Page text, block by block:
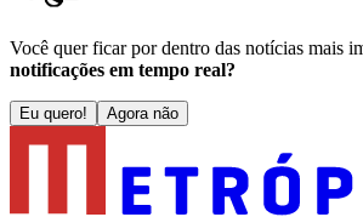
Você quer ficar por dentro das notícias mais
notificações em tempo real?
Eu quero! Agora não